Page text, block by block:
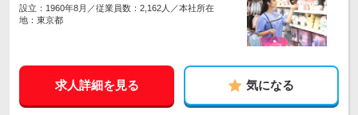
設立：1960年8月／従業員数：2,162人／本社所在
地：東京都
求人詳細を見る 気になる